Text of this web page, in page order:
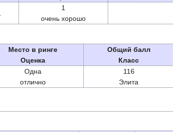
1
очень хорошо
Место в ринге
Оценка
Общий балл
Класс
Одна
отлично
116
Элита